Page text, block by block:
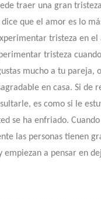
traer una gran
que el amor es lo
tristeza en el
tristeza
mucho a tu pareja,
en casa. Si de
es como si le
se ha enfriado.
las personas tienen
empiezan a pensar en